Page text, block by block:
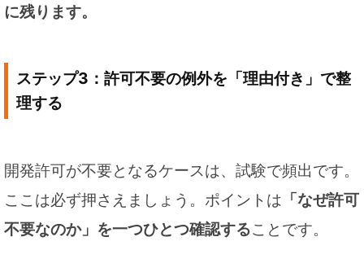
に残ります。
ステップ3：許可不要の例外を「理由付き」で整
理する
開発許可が不要となるケースは、試験で頻出です。
ここは必ず押さえましょう。ポイントは 「なぜ許可
不要なのか」を一つひとつ確認することです。